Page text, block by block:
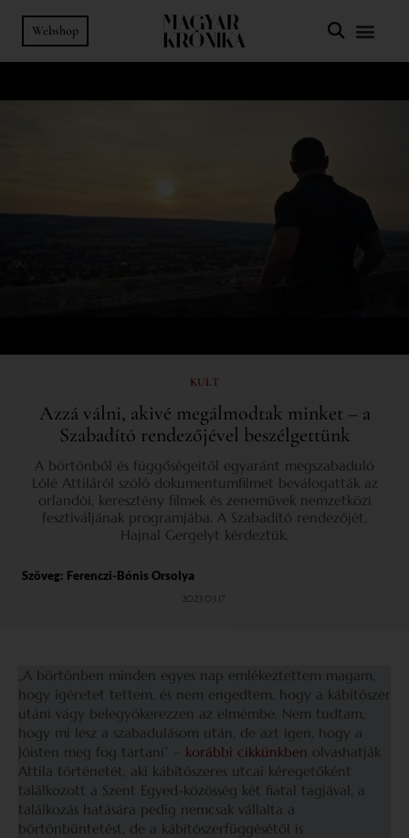
Webshop
KULT
Azzá válni, akivé megálmodtak minket – a
Szabadító rendezőjével beszélgettünk
A börtönből és függőségeitől egyaránt megszabaduló
Lólé Attiláról szóló dokumentumfilmet beválogatták az
orlandói, keresztény filmek és zeneművek nemzetközi
fesztiváljának programjába. A Szabadító rendezőjét,
Hajnal Gergelyt kérdeztük.
Szöveg: Ferenczi-Bónis Orsolya
2023.03.17.
„A börtönben minden egyes nap emlékeztettem magam,
hogy ígéretet tettem, és nem engedtem, hogy a kábítószer
utáni vágy belegyökerezzen az elmémbe. Nem tudtam,
hogy mi lesz a szabadulásom után, de azt igen, hogy a
Jóisten meg fog tartani” – korábbi cikkünkben olvashatják
Attila történetét, aki kábítószeres utcai kéregetőként
találkozott a Szent Egyed-közösség két fiatal tagjával, a
találkozás hatására pedig nemcsak vállalta a
börtönbüntetést, de a kábítószerfüggésétől is